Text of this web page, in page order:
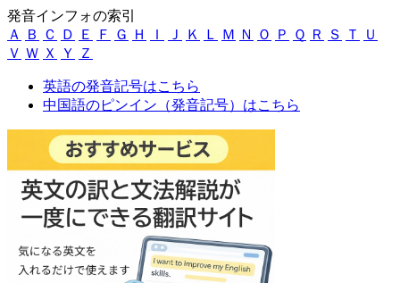
発音インフォの索引
Ａ
Ｂ Ｃ Ｄ Ｅ Ｆ Ｇ Ｈ Ｉ Ｊ Ｋ Ｌ Ｍ Ｎ Ｏ Ｐ Ｑ Ｒ Ｓ Ｔ
Ｕ
Ｖ Ｗ Ｘ Ｙ Ｚ
英語の発音記号はこちら
中国語のピンイン（発音記号）はこちら